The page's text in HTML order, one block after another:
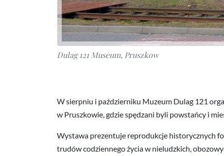
Dulag 121 Museum, Pruszkow
W sierpniu i październiku Muzeum Dulag 121
w Pruszkowie, gdzie spędzani byli powstańcy i
Wystawa prezentuje reprodukcje historycznych
trudów codziennego życia w nieludzkich,